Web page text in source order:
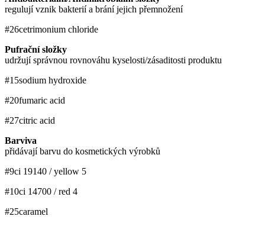
regulují vznik bakterií a brání jejich přemnožení
#26cetrimonium chloride
Pufrační složky
udržují správnou rovnováhu kyselosti/zásaditosti produktu
#15sodium hydroxide
#20fumaric acid
#27citric acid
Barviva
přidávají barvu do kosmetických výrobků
#9ci 19140 / yellow 5
#10ci 14700 / red 4
#25caramel